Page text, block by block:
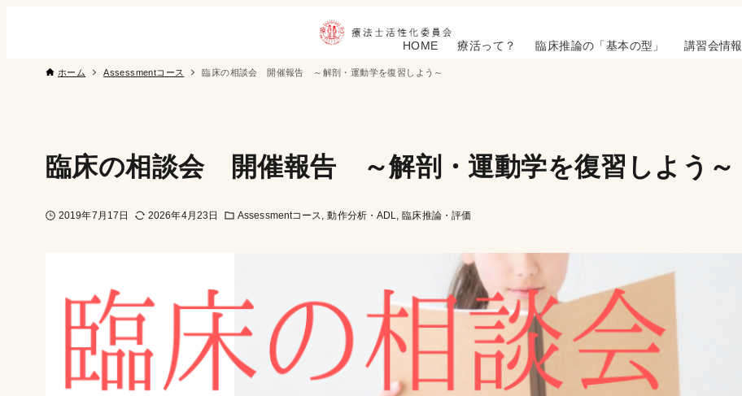
HOME 療活って？ 臨床推論の「基本の型」 講習会情報
ホーム Assessmentコース 臨床の相談会 開催報告 ～解剖・運動学を復習しよう～
臨床の相談会 開催報告 ～解剖・運動学を復習しよう～
2019年7月17日 2026年4月23日 Assessmentコース 動作分析・ADL 臨床推論・評価